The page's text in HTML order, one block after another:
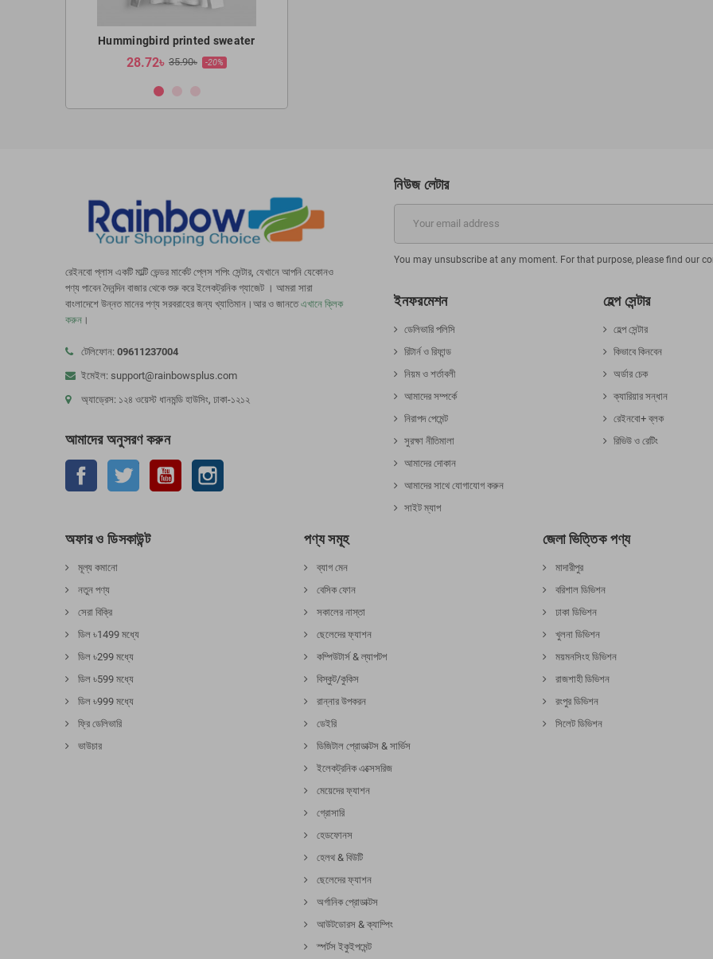
Hummingbird printed sweater
28.72৳ 35.90৳ -20%
রেইনবো প্লাস একটি মাল্টি ভেন্ডর মার্কেট প্লেস শপিং সেন্টার, যেখানে আপনি যেকোনও
পণ্য পাবেন দৈনন্দিন বাজার থেকে শুরু করে ইলেকট্রনিক গ্যাজেট । আমরা সারা
বাংলাদেশে উন্নত মানের পণ্য সরবরাহের জন্য খ্যাতিমান।আর ও জানতেএখানে ক্লিক
করুন ।
টেলিফোন: 09611237004
ইমেইল: support@rainbowsplus.com
অ্যাড্রেস: ১২৪ ওয়েস্ট ধানমন্ডি হাউসিং, ঢাকা-১২১২
আমাদের অনুসরণ করুন
ফেসবুক টুইটার ইউটিউব
নিউজ লেটার
You may unsubscribe at any moment. For that purpose, please find our
ইনফরমেশন
ডেলিভারি পলিসি
রিটার্ন ও রিফান্ড
নিয়ম ও শর্তাবলী
আমাদের সম্পর্কে
নিরাপদ পেমেন্ট
সুরক্ষা নীতিমালা
আমাদের দোকান
আমাদের সাথে যোগাযোগ করুন
সাইট ম্যাপ
হেল্প সেন্টার
হেল্প সেন্টার
কিভাবে কিনবেন
অর্ডার চেক
ক্যারিয়ার সন্ধান
রেইনবো+ ব্লক
রিভিউ ও রেটিং
অফার ও ডিসকাউন্ট
মূল্য কমানো
নতুন পণ্য
সেরা বিক্রি
ডিল ৳1499 মধ্যে
ডিল ৳299 মধ্যে
ডিল ৳599 মধ্যে
ডিল ৳999 মধ্যে
ফ্রি ডেলিভারি
ভাউচার
পণ্য সমূহ
ব্যাগ মেন
বেসিক ফোন
সকালের নাস্তা
ছেলেদের ফ্যাশন
কম্পিউটার্স & ল্যাপটপ
বিস্কুট/কুকিস
রান্নার উপকরন
ডেইরি
ডিজিটাল প্রোডাক্টস & সার্ভিস
ইলেকট্রনিক এক্সেসরিজ
মেয়েদের ফ্যাশন
গ্রোসারি
হেডফোনস
হেলথ & বিউটি
ছেলেদের ফ্যাশন
অর্গানিক প্রোডাক্টস
আউটডোরস & ক্যাম্পিং
স্পর্টস ইকুইপমেন্ট
জেলা ভিত্তিক পণ্য
মাদারীপুর
বরিশাল ডিভিশন
ঢাকা ডিভিশন
খুলনা ডিভিশন
ময়মনসিংহ ডিভিশন
রাজশাহী ডিভিশন
রংপুর ডিভিশন
সিলেট ডিভিশন